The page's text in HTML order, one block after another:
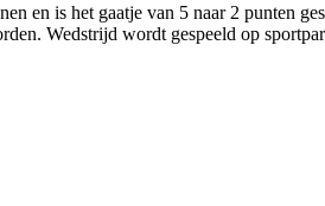
en is het gaatje van 5 naar 2 punten
Wedstrijd wordt gespeeld op